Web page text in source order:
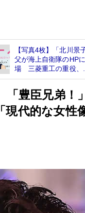
【写真4枚】「北川景子
父が海上自衛隊のHP
場 三菱重工の重役、...
豊臣兄弟！
代的な女性